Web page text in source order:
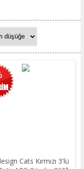
Cats Kırmızı 3'lü